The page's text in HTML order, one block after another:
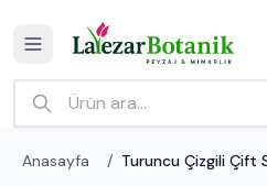
Anasayfa / Turuncu Çizgili Çift